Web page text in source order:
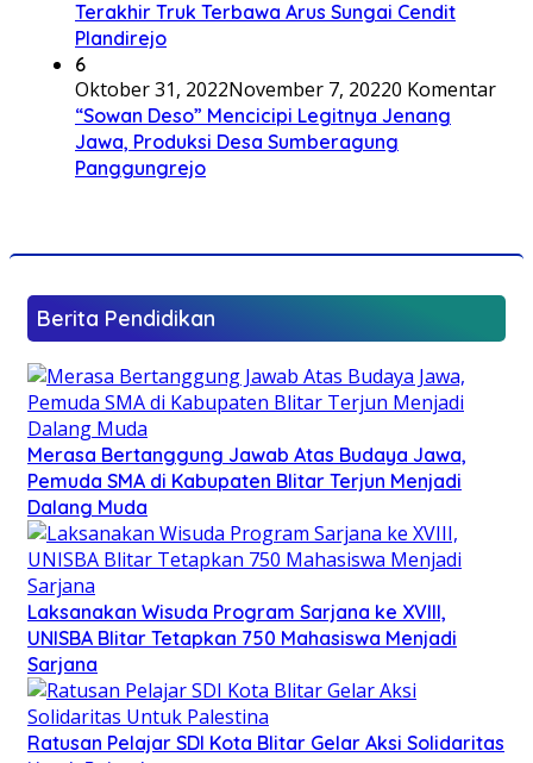
Terakhir Truk Terbawa Arus Sungai Cendit
Plandirejo
6
Oktober 31, 2022November 7, 20220 Komentar
“Sowan Deso” Mencicipi Legitnya Jenang
Jawa, Produksi Desa Sumberagung
Panggungrejo
Berita Pendidikan
Merasa Bertanggung Jawab Atas Budaya Jawa,
Pemuda SMA di Kabupaten Blitar Terjun Menjadi
Dalang Muda
Laksanakan Wisuda Program Sarjana ke XVIII,
UNISBA Blitar Tetapkan 750 Mahasiswa Menjadi
Sarjana
Ratusan Pelajar SDI Kota Blitar Gelar Aksi Solidaritas